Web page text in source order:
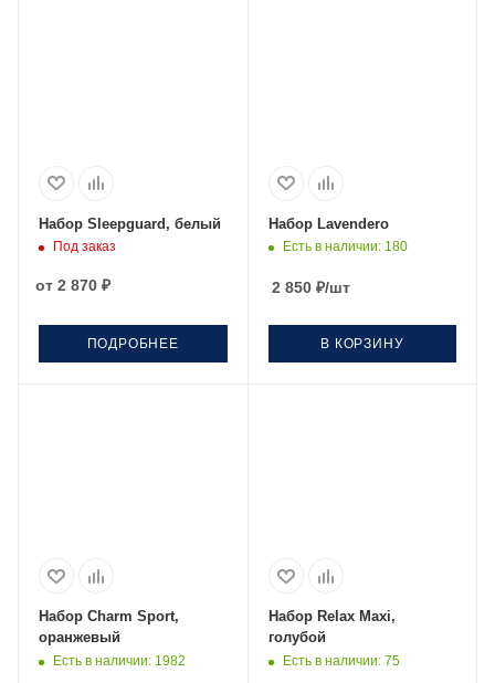
Набор Sleepguard, белый
Под заказ
от 2 870 ₽
ПОДРОБНЕЕ
Набор Lavendero
Есть в наличии: 180
2 850₽/шт
В КОРЗИНУ
Набор Charm Sport,
оранжевый
Есть в наличии: 1982
Набор Relax Maxi,
голубой
Есть в наличии: 75